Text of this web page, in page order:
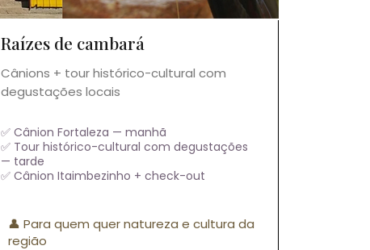
Raízes de cambará
Cânions + tour histórico-cultural com
degustações locais
✅ Cânion Fortaleza — manhã
✅ Tour histórico-cultural com degustações
— tarde
✅ Cânion Itaimbezinho + check-out
👤 Para quem quer natureza e cultura da
região